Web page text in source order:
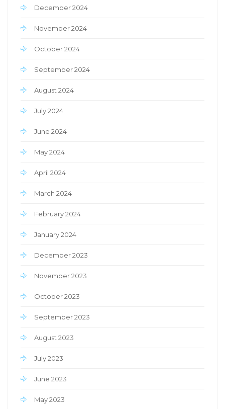
December 2024
November 2024
October 2024
September 2024
August 2024
July 2024
June 2024
May 2024
April 2024
March 2024
February 2024
January 2024
December 2023
November 2023
October 2023
September 2023
August 2023
July 2023
June 2023
May 2023